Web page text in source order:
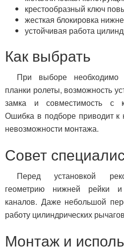
крестообразный ключ
жесткая блокировка
устойчивая работа
Как выбрать
При выборе необходимо
планки ролеты, возможность
замка и совместимость с
Ошибка в подборе приводит к
невозможности монтажа.
Совет
Перед установкой
геометрию нижней рейки
каналов. Даже небольшой
работу цилиндрических
Монтаж и